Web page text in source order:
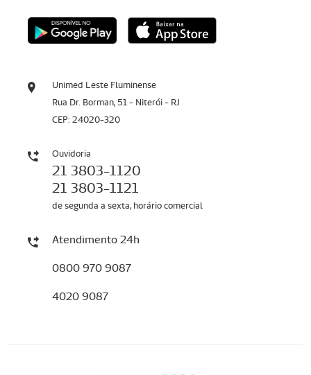
Unimed Leste Fluminense
Rua Dr. Borman, 51 - Niterói - RJ
CEP: 24020-320
Ouvidoria
21 3803-1120
21 3803-1121
de segunda a sexta, horário comercial
Atendimento 24h
0800 970 9087
4020 9087